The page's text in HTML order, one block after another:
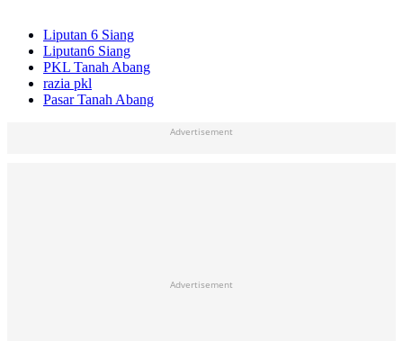
Liputan 6 Siang
Liputan6 Siang
PKL Tanah Abang
razia pkl
Pasar Tanah Abang
Advertisement
Advertisement